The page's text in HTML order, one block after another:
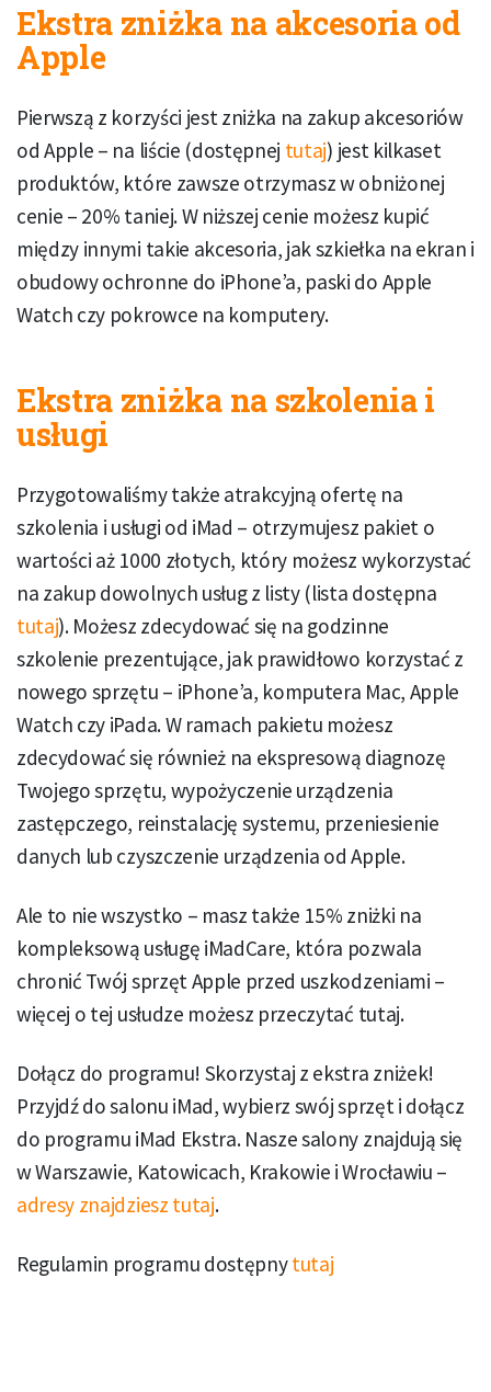
Ekstra zniżka na akcesoria od
Apple
Pierwszą z korzyści jest zniżka na zakup akcesoriów
od Apple – na liście (dostępnej tutaj) jest kilkaset
produktów, które zawsze otrzymasz w obniżonej
cenie – 20% taniej. W niższej cenie możesz kupić
między innymi takie akcesoria, jak szkiełka na ekran i
obudowy ochronne do iPhone’a, paski do Apple
Watch czy pokrowce na komputery.
Ekstra zniżka na szkolenia i
usługi
Przygotowaliśmy także atrakcyjną ofertę na
szkolenia i usługi od iMad – otrzymujesz pakiet o
wartości aż 1000 złotych, który możesz wykorzystać
na zakup dowolnych usług z listy (lista dostępna
tutaj). Możesz zdecydować się na godzinne
szkolenie prezentujące, jak prawidłowo korzystać z
nowego sprzętu – iPhone’a, komputera Mac, Apple
Watch czy iPada. W ramach pakietu możesz
zdecydować się również na ekspresową diagnozę
Twojego sprzętu, wypożyczenie urządzenia
zastępczego, reinstalację systemu, przeniesienie
danych lub czyszczenie urządzenia od Apple.
Ale to nie wszystko – masz także 15% zniżki na
kompleksową usługę iMadCare, która pozwala
chronić Twój sprzęt Apple przed uszkodzeniami –
więcej o tej usłudze możesz przeczytać tutaj.
Dołącz do programu! Skorzystaj z ekstra zniżek!
Przyjdź do salonu iMad, wybierz swój sprzęt i dołącz
do programu iMad Ekstra. Nasze salony znajdują się
w Warszawie, Katowicach, Krakowie i Wrocławiu –
adresy znajdziesz tutaj.
Regulamin programu dostępnytutaj